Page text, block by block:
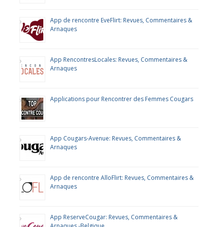
App de rencontre EveFlirt: Revues, Commentaires &
Arnaques
App RencontresLocales: Revues, Commentaires &
Arnaques
Applications pour Rencontrer des Femmes Cougars
App Cougars-Avenue: Revues, Commentaires &
Arnaques
App de rencontre AlloFlirt: Revues, Commentaires &
Arnaques
App ReserveCougar: Revues, Commentaires &